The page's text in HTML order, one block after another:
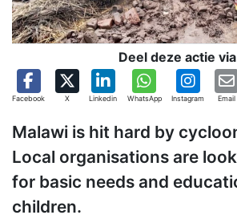
Deel deze actie
Facebook X Linkedin WhatsApp Instagram Email
Malawi is hit hard by
Local organisations are
for basic needs and
children.